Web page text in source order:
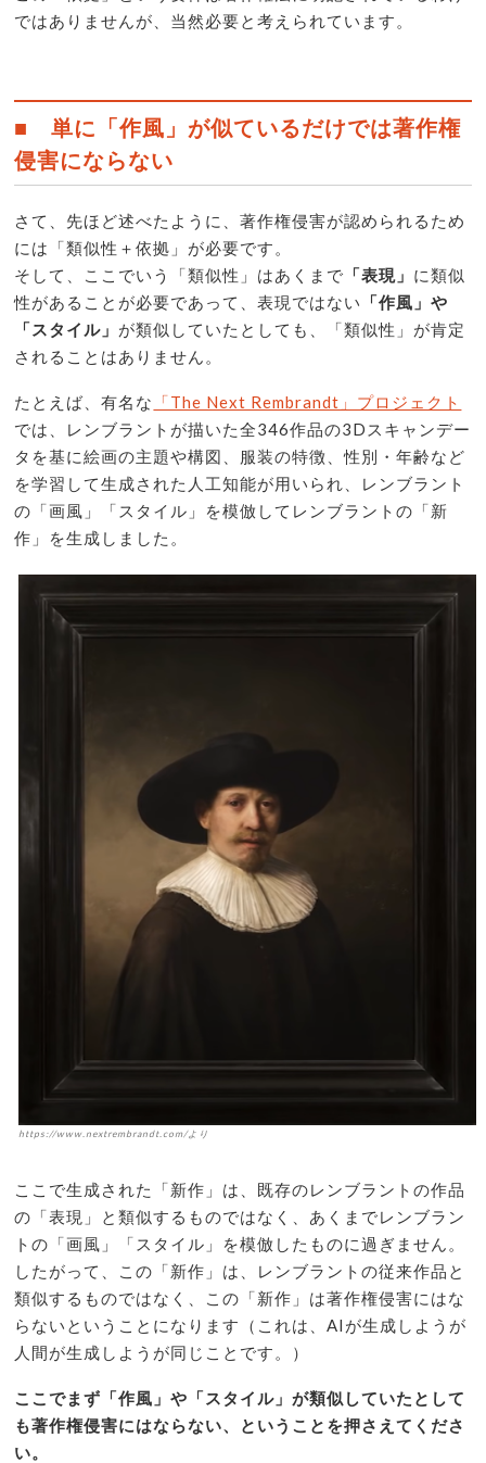
ではありませんが、当然必要と考えられています。
■ 単に「作風」が似ているだけでは著作権
侵害にならない
さて、先ほど述べたように、著作権侵害が認められるため
には「類似性＋依拠」が必要です。
そして、ここでいう「類似性」はあくまで 「表現」 に類似
性があることが必要であって、表現ではない
「作風」や
「スタイル」 が類似していたとしても、「類似性」が肯定
されることはありません。
たとえば、有名な
「The Next Rembrandt」プロジェクト
では、レンブラントが描いた全346作品の3Dスキャンデー
タを基に絵画の主題や構図、服装の特徴、性別・年齢など
を学習して生成された人工知能が用いられ、レンブラント
の「画風」「スタイル」を模倣してレンブラントの「新
作」を生成しました。
https://www.nextrembrandt.com/より
ここで生成された「新作」は、既存のレンブラントの作品
の「表現」と類似するものではなく、あくまでレンブラン
トの「画風」「スタイル」を模倣したものに過ぎません。
したがって、この「新作」は、レンブラントの従来作品と
類似するものではなく、この「新作」は著作権侵害にはな
らないということになります（これは、AIが生成しようが
人間が生成しようが同じことです。）
ここでまず「作風」や「スタイル」が類似していたとして
も著作権侵害にはならない、ということを押さえてくださ
い。